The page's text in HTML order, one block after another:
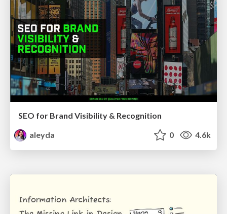
SEO for Brand Visibility & Recognition
aleyda
0 4.6k